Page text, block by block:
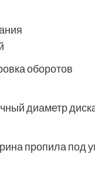
оборотов
диаметр
пропила под